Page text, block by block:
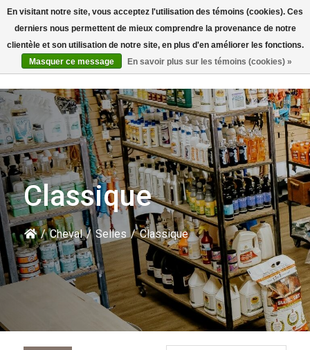
Rechercher
Classique
/ Cheval / Selles / Classique
En visitant notre site, vous acceptez l'utilisation des témoins (cookies). Ces
derniers nous permettent de mieux comprendre la provenance de notre
clientèle et son utilisation de notre site, en plus d'en améliorer les fonctions.
Masquer ce message
En savoir plus sur les témoins (cookies) »